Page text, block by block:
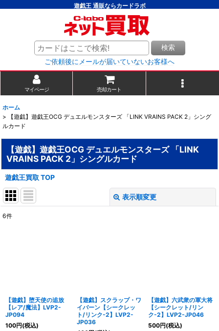
遊戯王 通販ならカードラボ
検索
ご依頼後にメールが届いていないお客様へ
マイページ 売却カート
ホーム
>
【遊戯】遊戯王OCG デュエルモンスターズ 「LINK VRAINS PACK 2」シング
ルカード
【遊戯】遊戯王OCG デュエルモンスターズ 「LINK
VRAINS PACK 2」シングルカード
遊戯王買取 TOP
表示順変更
6件
【遊戯】堕天使の追放
【レア/魔法】LVP2-
JP094
100円(税込)
【遊戯】スクラップ・ワ
イバーン【シークレッ
ト/リンク-2】LVP2-
JP036
【遊戯】六武衆の軍大将
【シークレット/リン
ク-2】LVP2-JP046
500円(税込)